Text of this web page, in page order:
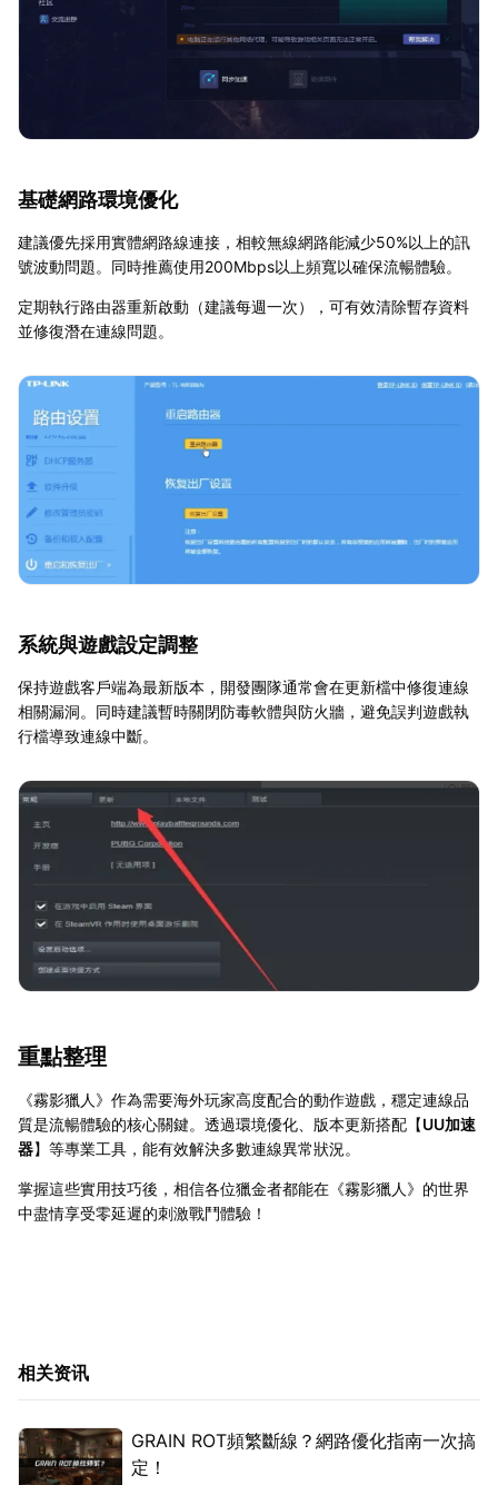
基礎網路環境優化
建議優先採用實體網路線連接，相較無線網路能減少50%以上的訊
號波動問題。同時推薦使用200Mbps以上頻寬以確保流暢體驗。
定期執行路由器重新啟動（建議每週一次），可有效清除暫存資料
並修復潛在連線問題。
系統與遊戲設定調整
保持遊戲客戶端為最新版本，開發團隊通常會在更新檔中修復連線
相關漏洞。同時建議暫時關閉防毒軟體與防火牆，避免誤判遊戲執
行檔導致連線中斷。
重點整理
《霧影獵人》作為需要海外玩家高度配合的動作遊戲，穩定連線品
質是流暢體驗的核心關鍵。透過環境優化、版本更新搭配【UU加速
器】等專業工具，能有效解決多數連線異常狀況。
掌握這些實用技巧後，相信各位獵金者都能在《霧影獵人》的世界
中盡情享受零延遲的刺激戰鬥體驗！
相关资讯
GRAIN ROT頻繁斷線？網路優化指南一次搞
定！